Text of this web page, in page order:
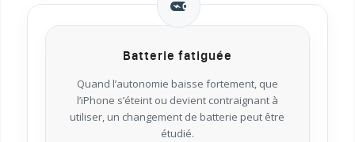
Batterie fatiguée
Quand l’autonomie baisse fortement, que
l’iPhone s’éteint ou devient contraignant à
utiliser, un changement de batterie peut être
étudié.